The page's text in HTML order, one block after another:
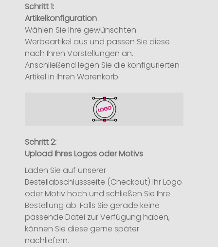
Schritt 1:
Artikelkonfiguration
Wählen Sie Ihre gewünschten
Werbeartikel aus und passen Sie diese
nach Ihren Vorstellungen an.
Anschließend legen Sie die konfigurierten
Artikel in Ihren Warenkorb.
Schritt 2:
Upload Ihres Logos oder Motivs
Laden Sie auf unserer
Bestellabschlussseite (Checkout) Ihr Logo
oder Motiv hoch und schließen Sie Ihre
Bestellung ab. Falls Sie gerade keine
passende Datei zur Verfügung haben,
können Sie diese gerne später
nachliefern.